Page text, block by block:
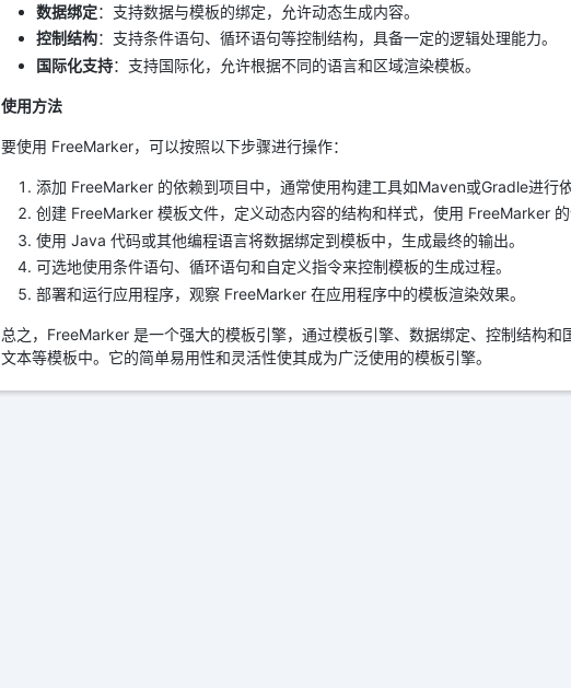
数据绑定：支持数据与模板的绑定，允许动态生成内容。
控制结构：支持条件语句、循环语句等控制结构，具备一定的逻辑处理能力。
国际化支持：支持国际化，允许根据不同的语言和区域渲染模板。
使用方法
要使用 FreeMarker，可以按照以下步骤进行操作：
添加 FreeMarker 的依赖到项目中，通常使用构建工具如Maven或Gradle进行依
创建 FreeMarker 模板文件，定义动态内容的结构和样式，使用 FreeMarker 的
使用 Java 代码或其他编程语言将数据绑定到模板中，生成最终的输出。
可选地使用条件语句、循环语句和自定义指令来控制模板的生成过程。
部署和运行应用程序，观察 FreeMarker 在应用程序中的模板渲染效果。
总之，FreeMarker 是一个强大的模板引擎，通过模板引擎、数据绑定、控制结构和
文本等模板中。它的简单易用性和灵活性使其成为广泛使用的模板引擎。